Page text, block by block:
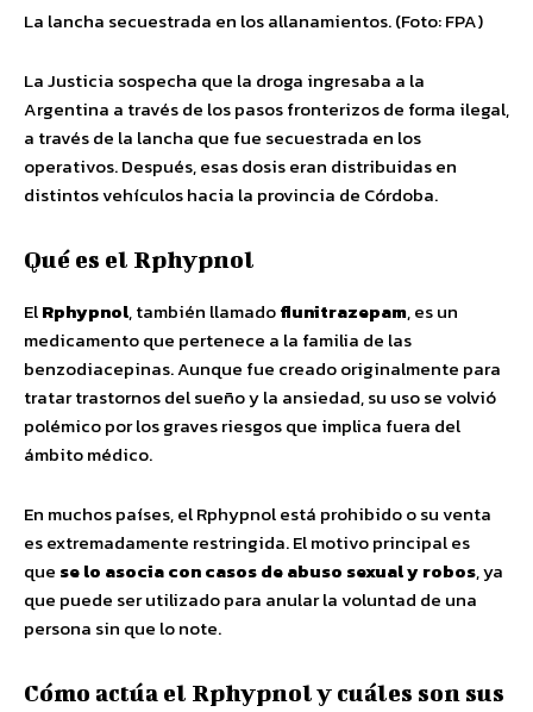
La lancha secuestrada en los allanamientos. (Foto: FPA)
La Justicia sospecha que la droga ingresaba a la
Argentina a través de los pasos fronterizos de forma ilegal,
a través de la lancha que fue secuestrada en los
operativos. Después, esas dosis eran distribuidas en
distintos vehículos hacia la provincia de Córdoba.
Qué es el Rphypnol
ElRphypnol, también llamadoflunitrazepam, es un
medicamento que pertenece a la familia de las
benzodiacepinas. Aunque fue creado originalmente para
tratar trastornos del sueño y la ansiedad, su uso se volvió
polémico por los graves riesgos que implica fuera del
ámbito médico.
En muchos países, el Rphypnol está prohibido o su venta
es extremadamente restringida. El motivo principal es
que se lo asocia con casos de abuso sexual y robos, ya
que puede ser utilizado para anular la voluntad de una
persona sin que lo note.
Cómo actúa el Rphypnol y cuáles son sus